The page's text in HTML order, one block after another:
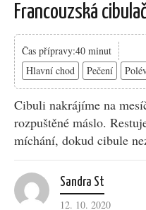
Francouzská
Čas přípravy:40 minut
Hlavní chod
Pečení
Cibuli nakrájíme na
rozpuštěné máslo.
míchání, dokud cibule
Sandra St
12. 10. 2020